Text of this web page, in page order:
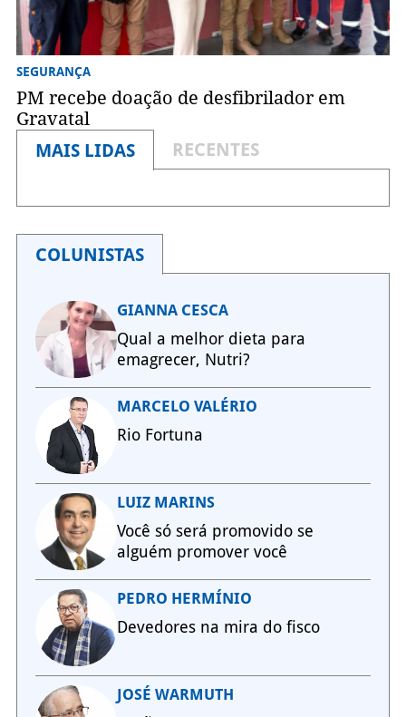
SEGURANÇA
PM recebe doação de desfibrilador em
Gravatal
MAIS LIDAS
RECENTES
COLUNISTAS
GIANNA CESCA
Qual a melhor dieta para
emagrecer, Nutri?
MARCELO VALÉRIO
Rio Fortuna
LUIZ MARINS
Você só será promovido se
alguém promover você
PEDRO HERMÍNIO
Devedores na mira do fisco
JOSÉ WARMUTH